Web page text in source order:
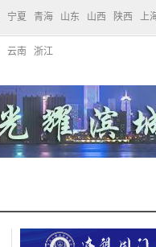
宁夏 青海 山东 山西 陕西 上
云南 浙江